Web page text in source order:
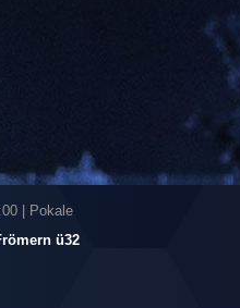
| Pokale
ü32